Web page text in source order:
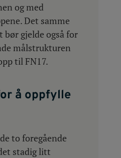
og med
Det samme
gjelde også for
målstrukturen
til FN17.
å oppfylle
to foregående
stadig litt